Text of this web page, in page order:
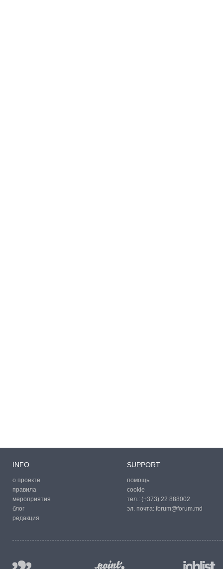
INFO
о проекте
правила
мероприятия
блог
редакция
SUPPORT
помощь
cookie
тел.: (+373) 22 888002
эл. почта: forum@forum.md